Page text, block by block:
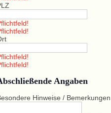
Angaben
Hinweise / Bemerkungen